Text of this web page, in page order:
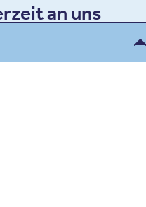
an uns
und diskret